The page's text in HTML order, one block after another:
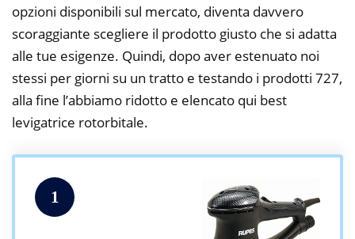
opzioni disponibili sul mercato, diventa davvero
scoraggiante scegliere il prodotto giusto che si adatta
alle tue esigenze. Quindi, dopo aver estenuato noi
stessi per giorni su un tratto e testando i prodotti 727,
alla fine l’abbiamo ridotto e elencato qui best
levigatrice rotorbitale.
1